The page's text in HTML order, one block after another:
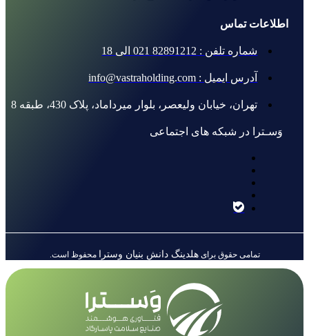
اطلاعات تماس
شماره تلفن : 82891212 021 الی 18
آدرس ایمیل : info@vastraholding.com
تهران، خیابان ولیعصر، بلوار میرداماد، پلاک 430، طبقه 8
وَسـترا در شبکه های اجتماعی
تمامی حقوق برایهلدینگ دانش بنیان وسترا محفوظ است.